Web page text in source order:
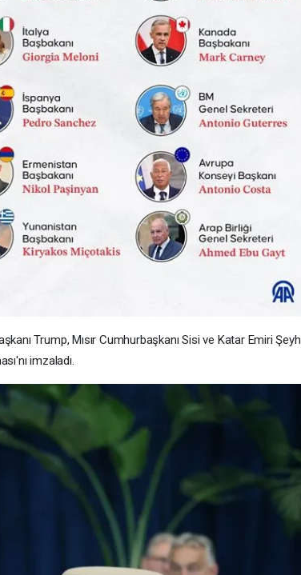
Trump, Mısır Cumhurbaşkanı Sisi ve Katar Emiri Şeyh
imzaladı.